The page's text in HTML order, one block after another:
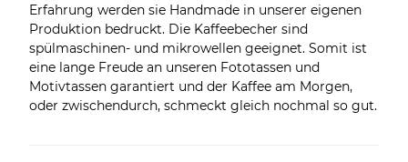
Erfahrung werden sie Handmade in unserer eigenen
Produktion bedruckt. Die Kaffeebecher sind
spülmaschinen- und mikrowellen geeignet. Somit ist
eine lange Freude an unseren Fototassen und
Motivtassen garantiert und der Kaffee am Morgen,
oder zwischendurch, schmeckt gleich nochmal so gut.